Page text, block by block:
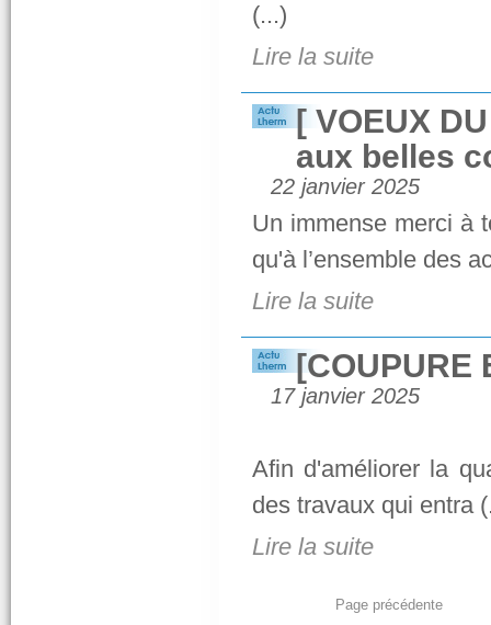
(...)
Lire la suite
[ VOEUX
aux belles
22 janvier 2025
Un immense merci à
qu'à l’ensemble des
Lire la suite
[COUPURE
17 janvier 2025
Afin d'améliorer la
des travaux qui entra
Lire la suite
Page précédente